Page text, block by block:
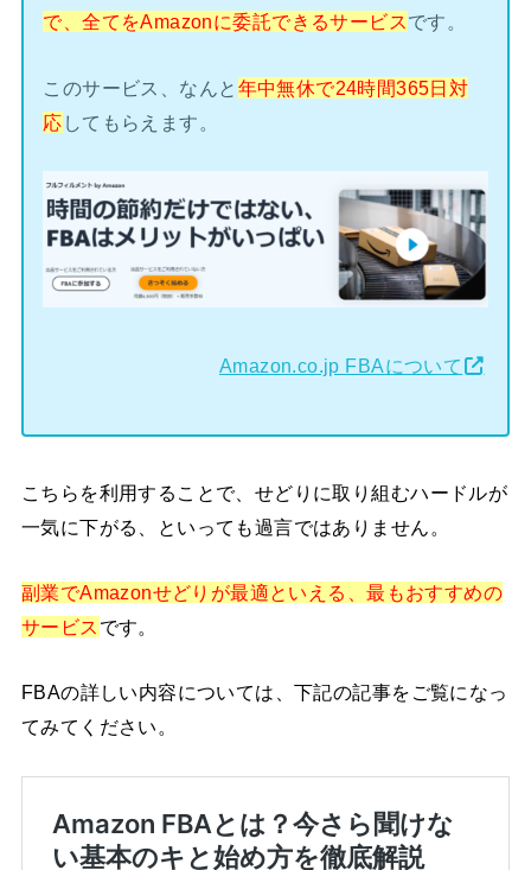
で、全てをAmazonに委託できるサービスです。
このサービス、なんと 年中無休で24時間365日対
応 してもらえます。
Amazon.co.jp FBAについて
こちらを利用することで、せどりに取り組むハードルが
一気に下がる、といっても過言ではありません。
副業でAmazonせどりが最適といえる、最もおすすめの
サービス です。
FBAの詳しい内容については、下記の記事をご覧になっ
てみてください。